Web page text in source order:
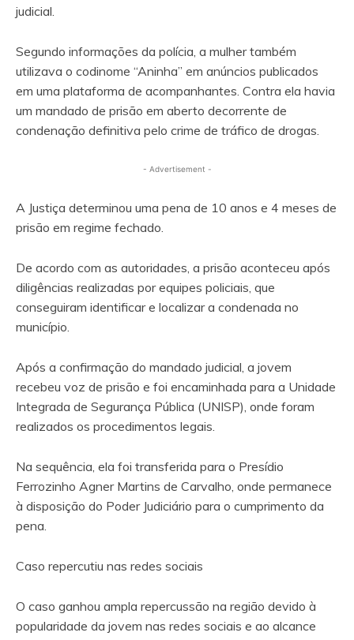
judicial.
Segundo informações da polícia, a mulher também
utilizava o codinome “Aninha” em anúncios publicados
em uma plataforma de acompanhantes. Contra ela havia
um mandado de prisão em aberto decorrente de
condenação definitiva pelo crime de tráfico de drogas.
- Advertisement -
A Justiça determinou uma pena de 10 anos e 4 meses de
prisão em regime fechado.
De acordo com as autoridades, a prisão aconteceu após
diligências realizadas por equipes policiais, que
conseguiram identificar e localizar a condenada no
município.
Após a confirmação do mandado judicial, a jovem
recebeu voz de prisão e foi encaminhada para a Unidade
Integrada de Segurança Pública (UNISP), onde foram
realizados os procedimentos legais.
Na sequência, ela foi transferida para o Presídio
Ferrozinho Agner Martins de Carvalho, onde permanece
à disposição do Poder Judiciário para o cumprimento da
pena.
Caso repercutiu nas redes sociais
O caso ganhou ampla repercussão na região devido à
popularidade da jovem nas redes sociais e ao alcance